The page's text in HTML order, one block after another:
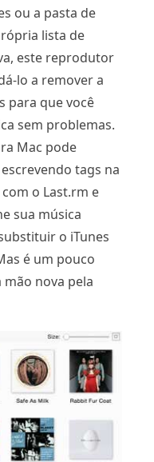
ou a pasta de
lista de
este reprodutor
lo a remover a
para que você
sem problemas.
Mac pode
tags na
o Last.rm e
sua música
o iTunes
é um pouco
nova pela